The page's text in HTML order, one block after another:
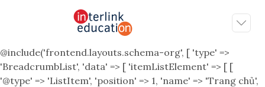
@include('frontend.layouts.schema-org', [ 'type' =>
'BreadcrumbList', 'data' => [ 'itemListElement' => [ [
'@type' => 'ListItem', 'position' => 1, 'name' => 'Trang chủ',